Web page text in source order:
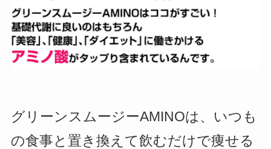
グリーンスムージーAMINOは、いつも
の食事と置き換えて飲むだけで痩せる